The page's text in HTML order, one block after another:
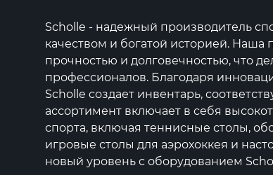
Scholle - надежный производитель
качеством и богатой историей. Наша
прочностью и долговечностью, что
профессионалов. Благодаря
Scholle создает инвентарь,
ассортимент включает в себя
спорта, включая теннисные столы,
игровые столы для аэрохоккея и
новый уровень с оборудованием